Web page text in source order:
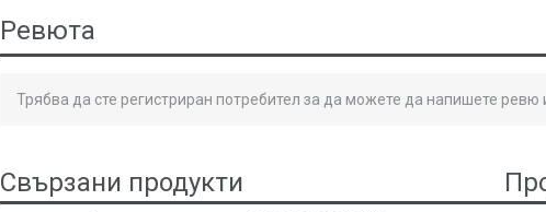
Ревюта
Трябва да сте регистриран потребител за да можете да напишете ревю
Свързани продукти